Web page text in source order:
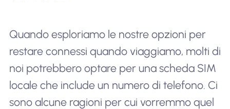
Quando esploriamo le nostre opzioni per
restare connessi quando viaggiamo, molti di
noi potrebbero optare per una scheda SIM
locale che include un numero di telefono. Ci
sono alcune ragioni per cui vorremmo quel